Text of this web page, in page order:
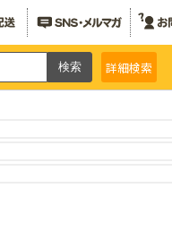
詳細検索